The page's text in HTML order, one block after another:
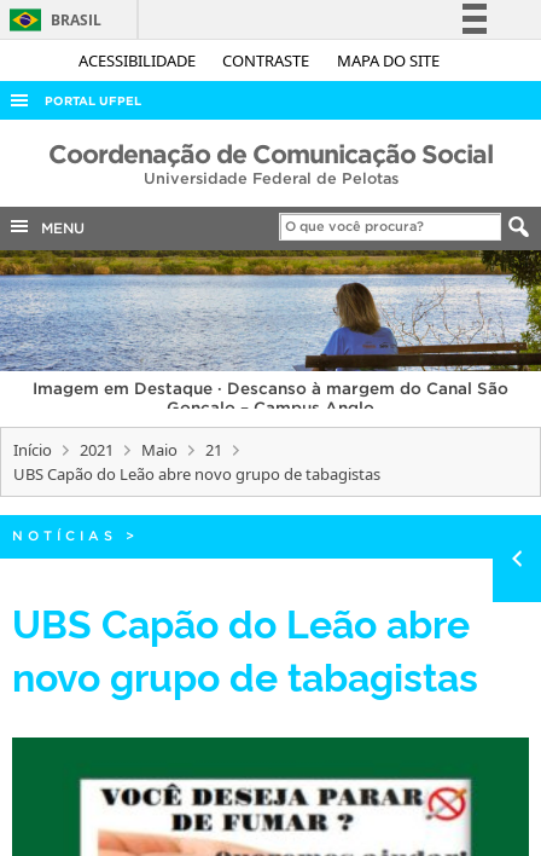
ACESSIBILIDADE CONTRASTE MAPA DO SITE
BRASIL
Simplifique!
Acesso à informação
Legislação
Canais
PORTAL UFPEL
ACESSO À INFORMAÇÃO
COBALTO
CONCURSOS
EDITAIS
INTERNACIONAL
OUVIDORIA
PORTARIAS
TELEFONES
Coordenação de Comunicação Social
Universidade Federal de Pelotas
MENU
Imagem em Destaque · Descanso à margem do Canal São
Gonçalo – Campus Anglo
Início 2021 Maio
21
UBS Capão do Leão abre novo grupo de tabagistas
NOTÍCIAS >
UBS Capão do Leão abre
novo grupo de tabagistas